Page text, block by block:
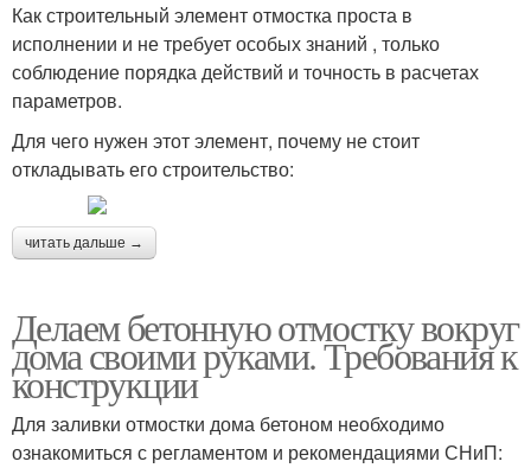
Как строительный элемент отмостка проста в
исполнении и не требует особых знаний , только
соблюдение порядка действий и точность в расчетах
параметров.
Для чего нужен этот элемент, почему не стоит
откладывать его строительство:
читать дальше →
Делаем бетонную отмостку вокруг
дома своими руками. Требования к
конструкции
Для заливки отмостки дома бетоном необходимо
ознакомиться с регламентом и рекомендациями СНиП: